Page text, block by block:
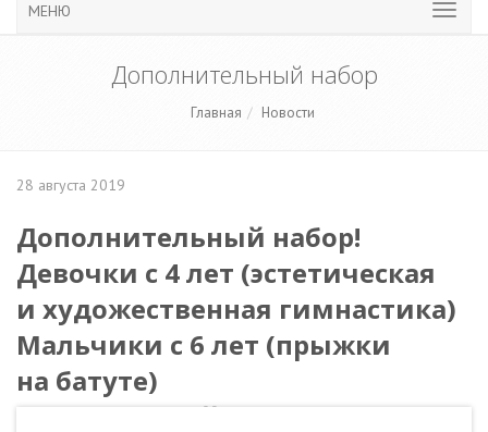
МЕНЮ
Дополнительный набор
Главная Новости
28 августа 2019
Дополнительный набор!
Девочки с 4 лет (эстетическая
и художественная гимнастика)
Мальчики с 6 лет (прыжки
на батуте)
на бюджетной основе